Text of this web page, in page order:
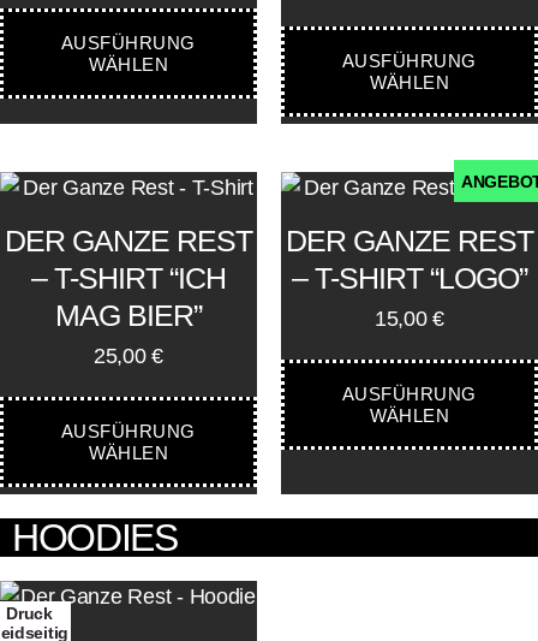
AUSFÜHRUNG
WÄHLEN
AUSFÜHRUNG
WÄHLEN
DER GANZE REST
– T-SHIRT “ICH
MAG BIER”
25,00€
AUSFÜHRUNG
WÄHLEN
DER GANZE REST
– T-SHIRT “LOGO”
15,00€
AUSFÜHRUNG
WÄHLEN
HOODIES
Druck